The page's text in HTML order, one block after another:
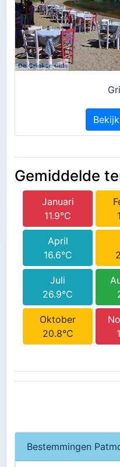
Gemiddelde
Januari
11.9°C
April
16.6°C
Juli
26.9°C
Oktober
20.8°C
Bestemmingen